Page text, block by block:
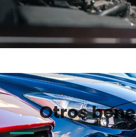
Otros